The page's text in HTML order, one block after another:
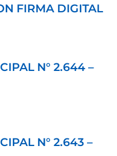
FIRMA DIGITAL
N° 2.644 –
N° 2.643 –